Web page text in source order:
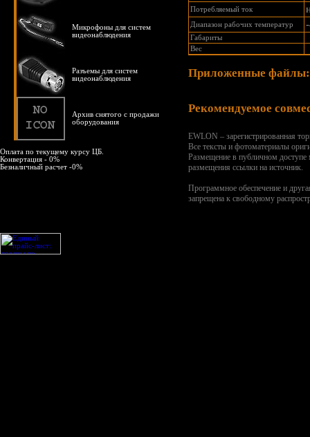
Микрофоны для систем
видеонаблюдения
Разъемы для систем
видеонаблюдения
Архив снятого с продажи
оборудования
Оплата по текущему курсу ЦБ.
Конвертация - 0%
Безналичный расчет -0%
Потребляемый ток
Диапазон рабочих температур
Габариты
Вес
Приложенные файлы:
Рекомендуемое
EWLON – зарегистрированная
Все тексты и фотоматериалы
Размещение в публичном
размещения ссылки на источник.
Программное обеспечение и
запрещена к свободному